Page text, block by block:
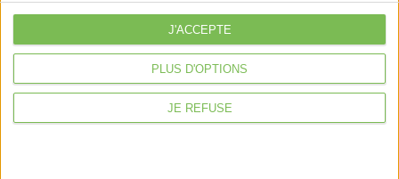
PLUS D'OPTIONS
JE REFUSE
J'ACCEPTE
Déclaration Impôt sur le Revenu
Location de bureaux
Examen de Conformité Fiscale